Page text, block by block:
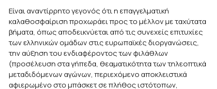
Είναι αναντίρρητο γεγονός ότι η επαγγελματική
καλαθοσφαίριση προχωράει προς το μέλλον με ταχύτατα
βήματα, όπως αποδεικνύεται από τις συνεχείς επιτυχίες
των ελληνικών ομάδων στις ευρωπαϊκές διοργανώσεις,
την αύξηση του ενδιαφέροντος των φιλάθλων
(προσέλευση στα γήπεδα, θεαματικότητα των τηλεοπτικά
μεταδιδόμενων αγώνων, περιεχόμενο αποκλειστικά
αφιερωμένο στο μπάσκετ σε πλήθος ιστότοπων,